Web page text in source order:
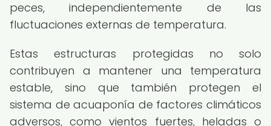
peces, independientemente de las
fluctuaciones externas de temperatura.
Estas estructuras protegidas no solo
contribuyen a mantener una temperatura
estable, sino que también protegen el
sistema de acuaponía de factores climáticos
adversos, como vientos fuertes, heladas o